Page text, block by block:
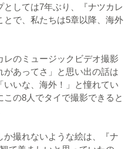
しては7年ぶり、『ナツカレ
で、私たちは5章以降、海外
レのミュージックビデオ撮影
あってさ」と思い出の話は
いな、海外！」と憧れてい
の8人でタイで撮影できると
撮れないような絵は、『ナ